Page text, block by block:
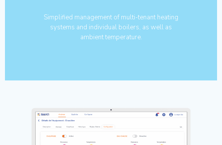
Simplified management of multi-tenant heating
systems and individual boilers, as well as
ambient temperature.